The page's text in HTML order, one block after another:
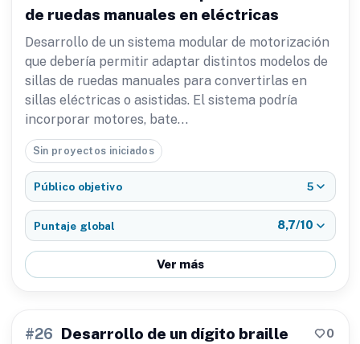
de ruedas manuales en eléctricas
Desarrollo de un sistema modular de motorización
que debería permitir adaptar distintos modelos de
sillas de ruedas manuales para convertirlas en
sillas eléctricas o asistidas. El sistema podría
incorporar motores, bate…
Sin proyectos iniciados
Público objetivo 5
Puntaje global 8,7/10
Ver más
#26 Desarrollo de un dígito braille
0